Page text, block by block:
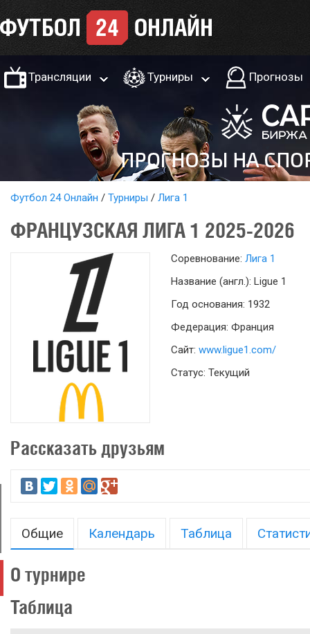
Трансляции Турниры Прогнозы
Футбол 24 Онлайн Турниры Лига 1
ФРАНЦУЗСКАЯ ЛИГА 1 2025-2026
Соревнование: Лига 1
Название (англ.): Ligue 1
Год основания: 1932
Федерация: Франция
Сайт: www.ligue1.com/
Статус: Текущий
Рассказать друзьям
Общие Календарь Таблица
О турнире
Таблица